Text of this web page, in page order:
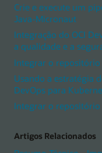
Crie e execute um
Java-Micronaut
Integração do OCI
a qualidade e a
Integrar o repositório
Usando a estratégia
DevOps para
Integrar o repositório
Artigos Relacionados